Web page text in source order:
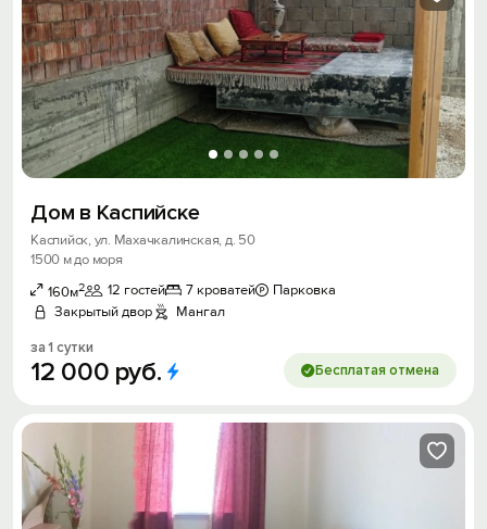
Дом в Каспийске
Каспийск, ул. Махачкалинская, д. 50
1500 м до моря
160м2 12 гостей 7 кроватей
Парковка
Закрытый двор
Мангал
за 1 сутки
12 000 руб. Бесплатая отмена